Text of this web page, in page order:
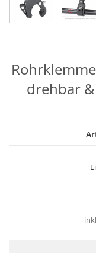
drehbar